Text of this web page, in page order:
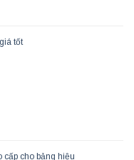
tốt
cấp cho bảng hiệu